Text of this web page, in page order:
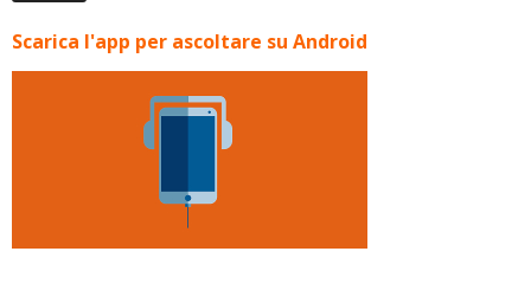
Scarica l'app per ascoltare su Android